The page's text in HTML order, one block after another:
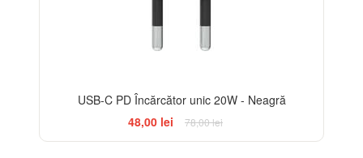
USB-C PD Încărcător unic 20W - Neagră
48,00 lei
78,00 lei